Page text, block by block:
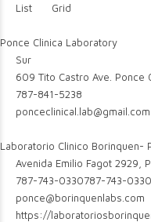
List
Grid
Ponce Clinica Laboratory
Sur
609 Tito Castro Ave.
787-841-5238
ponceclinical.lab@gmail.com
Laboratorio Clinico Borinquen-
Avenida Emilio Fagot 2929,
787-743-0330787-743-0330
ponce@borinquenlabs.com
https://